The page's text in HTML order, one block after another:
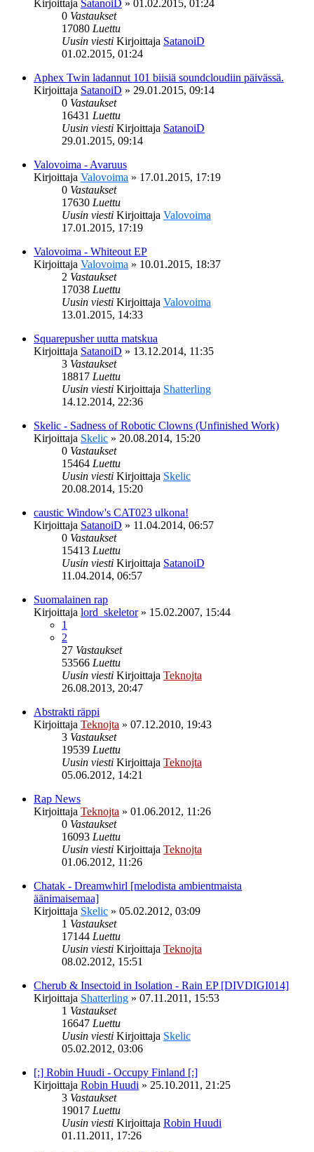
Kirjoittaja SatanoiD » 01.02.2015, 01:24
0 Vastaukset
17080 Luettu
Uusin viesti Kirjoittaja SatanoiD
01.02.2015, 01:24
Aphex Twin ladannut 101 biisiä soundcloudiin päivässä.
Kirjoittaja SatanoiD » 29.01.2015, 09:14
0 Vastaukset
16431 Luettu
Uusin viesti Kirjoittaja SatanoiD
29.01.2015, 09:14
Valovoima - Avaruus
Kirjoittaja Valovoima » 17.01.2015, 17:19
0 Vastaukset
17630 Luettu
Uusin viesti Kirjoittaja Valovoima
17.01.2015, 17:19
Valovoima - Whiteout EP
Kirjoittaja Valovoima » 10.01.2015, 18:37
2 Vastaukset
17038 Luettu
Uusin viesti Kirjoittaja Valovoima
13.01.2015, 14:33
Squarepusher uutta matskua
Kirjoittaja SatanoiD » 13.12.2014, 11:35
3 Vastaukset
18817 Luettu
Uusin viesti Kirjoittaja Shatterling
14.12.2014, 22:36
Skelic - Sadness of Robotic Clowns (Unfinished Work)
Kirjoittaja Skelic » 20.08.2014, 15:20
0 Vastaukset
15464 Luettu
Uusin viesti Kirjoittaja Skelic
20.08.2014, 15:20
caustic Window's CAT023 ulkona!
Kirjoittaja SatanoiD » 11.04.2014, 06:57
0 Vastaukset
15413 Luettu
Uusin viesti Kirjoittaja SatanoiD
11.04.2014, 06:57
Suomalainen rap
Kirjoittaja lord_skeletor» 15.02.2007, 15:44
1
2
27 Vastaukset
53566 Luettu
Uusin viesti Kirjoittaja Teknojta
26.08.2013, 20:47
Abstrakti räppi
Kirjoittaja Teknojta » 07.12.2010, 19:43
3 Vastaukset
19539 Luettu
Uusin viesti Kirjoittaja Teknojta
05.06.2012, 14:21
Rap News
Kirjoittaja Teknojta » 01.06.2012, 11:26
0 Vastaukset
16093 Luettu
Uusin viesti Kirjoittaja Teknojta
01.06.2012, 11:26
Chatak - Dreamwhirl [melodista ambientmaista
äänimaisemaa]
Kirjoittaja Skelic » 05.02.2012, 03:09
1 Vastaukset
17144 Luettu
Uusin viesti Kirjoittaja Teknojta
08.02.2012, 15:51
Cherub & Insectoid in Isolation - Rain EP [DIVDIGI014]
Kirjoittaja Shatterling » 07.11.2011, 15:53
1 Vastaukset
16647 Luettu
Uusin viesti Kirjoittaja Skelic
05.02.2012, 03:06
[:] Robin Huudi - Occupy Finland [:]
Kirjoittaja Robin Huudi » 25.10.2011, 21:25
3 Vastaukset
19017 Luettu
Uusin viesti Kirjoittaja Robin Huudi
01.11.2011, 17:26